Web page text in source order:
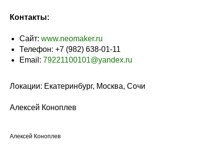
Контакты:
Сайт: www.neomaker.ru
Телефон: +7 (982) 638-01-11
Email: 79221100101@yandex.ru
Локации: Екатеринбург, Москва, Сочи
Алексей Коноплев
Алексей Коноплев